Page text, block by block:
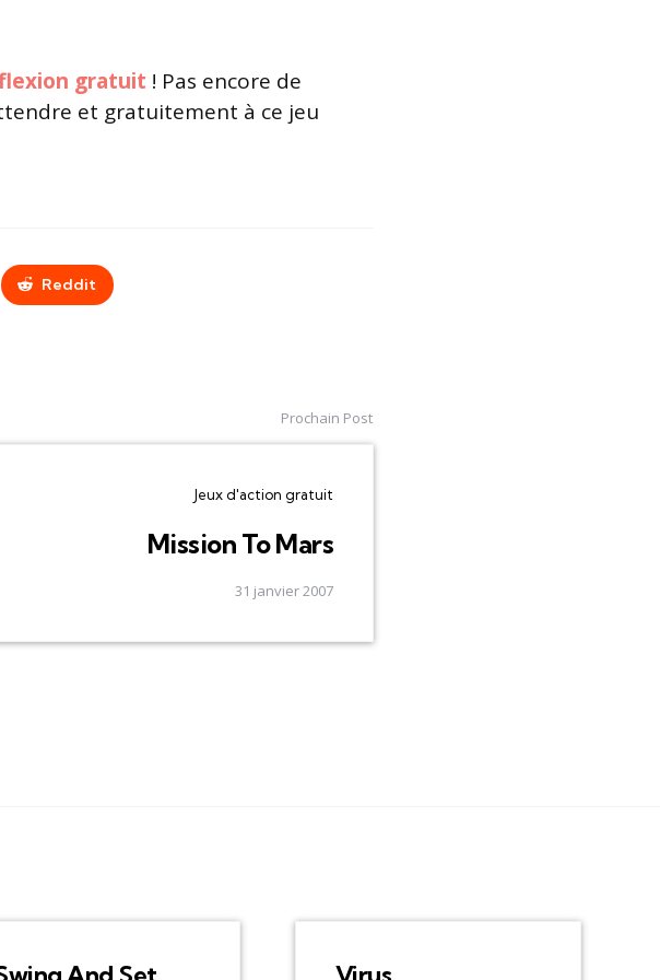
gratuit ! Pas encore de
et gratuitement à ce jeu
Reddit
Prochain Post
Jeux d'action gratuit
Mission To Mars
31 janvier 2007